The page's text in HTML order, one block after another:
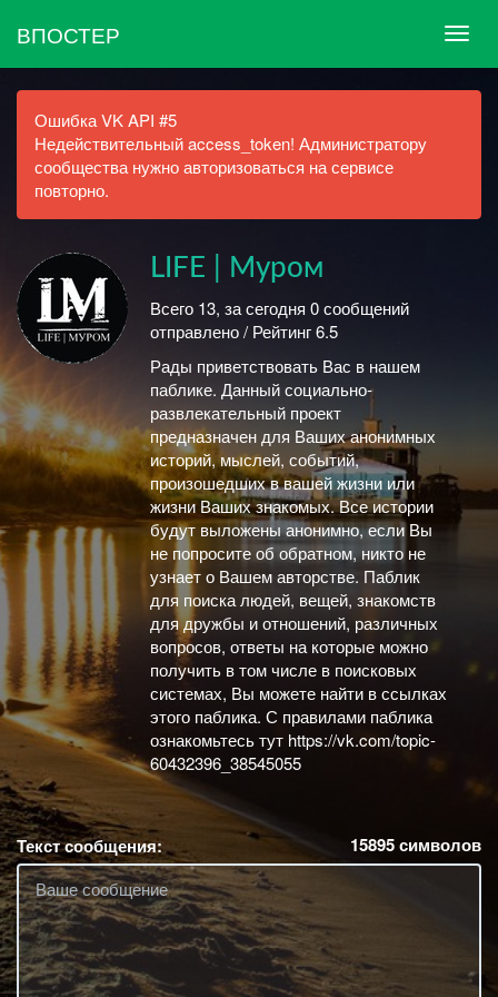
ВПОСТЕР
Ошибка VK API #5
Недействительный access_token! Администратору
сообщества нужно авторизоваться на сервисе
повторно.
LIFE | Муром
Всего 13, за сегодня 0 сообщений
отправлено / Рейтинг 6.5
Рады приветствовать Вас в нашем
паблике. Данный социально-
развлекательный проект
предназначен для Ваших анонимных
историй, мыслей, событий,
произошедших в вашей жизни или
жизни Ваших знакомых. Все истории
будут выложены анонимно, если Вы
не попросите об обратном, никто не
узнает о Вашем авторстве. Паблик
для поиска людей, вещей, знакомств
для дружбы и отношений, различных
вопросов, ответы на которые можно
получить в том числе в поисковых
системах, Вы можете найти в ссылках
этого паблика. С правилами паблика
ознакомьтесь тут https://vk.com/topic-
60432396_38545055
Текст сообщения: 15895символов